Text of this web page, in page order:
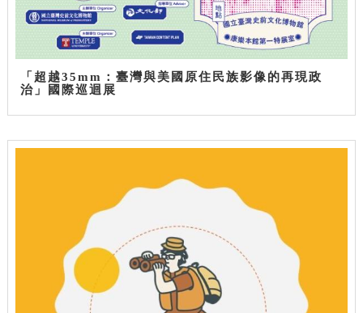
「超越35mm：臺灣與美國原住民族影像的再現政
治」國際巡迴展